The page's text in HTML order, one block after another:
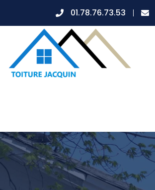
01.78.76.73.53